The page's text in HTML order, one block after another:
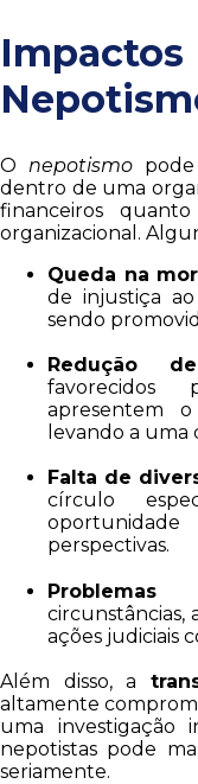
O nepotismo
dentro de uma
financeiros
organizacional.
Queda na
de injustiça
sendo
Redução
apresentem
levando a uma
Falta de
círculo
perspectivas.
Problemas
circunstâncias,
ações judiciais
Além disso, a
altamente
uma investigação
nepotistas pode
seriamente.